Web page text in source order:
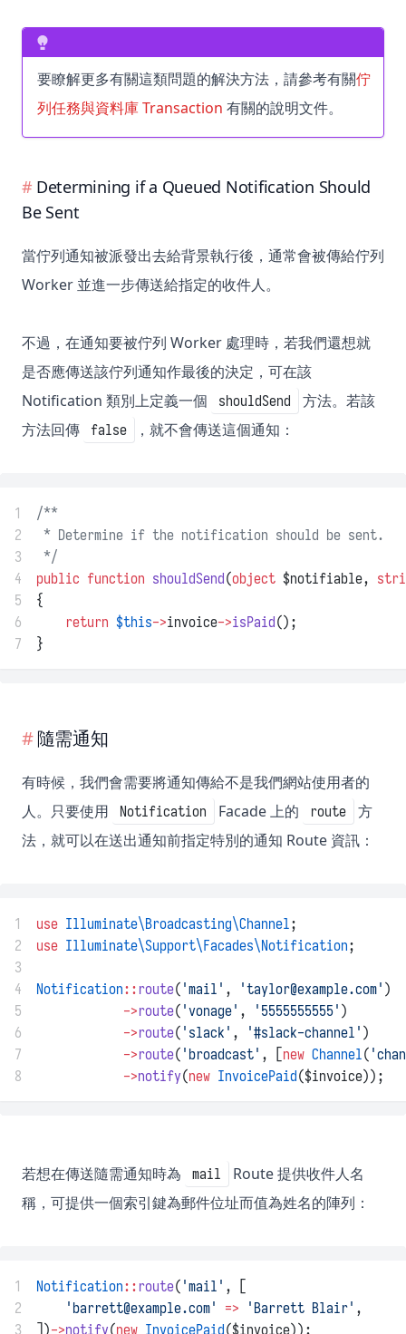
要瞭解更多有關這類問題的解決方法，請參考有關佇
列任務與資料庫 Transaction 有關的說明文件。
Determining if a Queued Notification Should
Be Sent
當佇列通知被派發出去給背景執行後，通常會被傳給佇列
Worker 並進一步傳送給指定的收件人。
不過，在通知要被佇列 Worker 處理時，若我們還想就
是否應傳送該佇列通知作最後的決定，可在該
Notification 類別上定義一個
shouldSend
方法。若該
方法回傳
false ，就不會傳送這個通知：
1
/**
2
* Determine if the notification should be sent.
3
*/
4
public function shouldSend(object $notifiable,
5
{
6
return $this->invoice->isPaid();
7
}
隨需通知
有時候，我們會需要將通知傳給不是我們網站使用者的
人。只要使用
Notification Facade 上的 route
方
法，就可以在送出通知前指定特別的通知 Route 資訊：
1 use Illuminate\Broadcasting\Channel;
2
use Illuminate\Support\Facades\Notification;
3
4
Notification:: route( 'mail' , 'taylor@example.com' )
5
->route( 'vonage' , '5555555555' )
6
->route( 'slack' , '#slack-channel' )
7
->route( 'broadcast' , [new Channel(
8
->notify(new InvoicePaid($invoice));
若想在傳送隨需通知時為 mail
Route 提供收件人名
稱，可提供一個索引鍵為郵件位址而值為姓名的陣列：
1 Notification:: route( 'mail' , [
2
' barrett@example.com' => 'Barrett Blair' ,
3
])->notify(new InvoicePaid($invoice));